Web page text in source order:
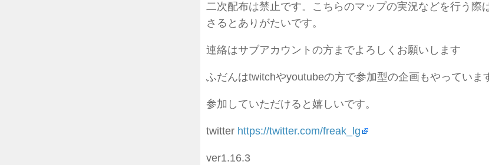
二次配布は禁止です。こちらのマップの実況などを行う際
さるとありがたいです。
連絡はサブアカウントの方までよろしくお願いします
ふだんはtwitchやyoutubeの方で参加型の企画もやっていま
参加していただけると嬉しいです。
twitter https://twitter.com/freak_lg
ver1.16.3